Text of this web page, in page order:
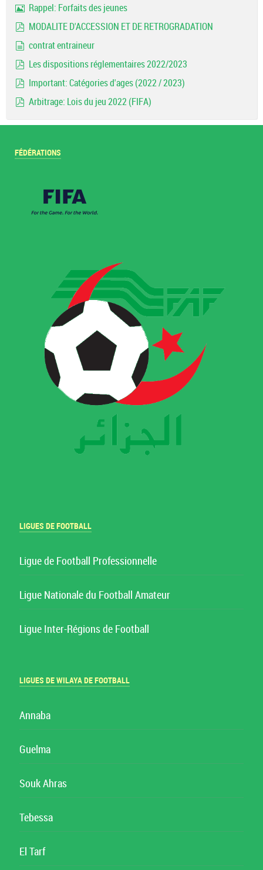
Rappel: Forfaits des jeunes
MODALITE D'ACCESSION ET DE RETROGRADATION
contrat entraineur
Les dispositions réglementaires 2022/2023
Important: Catégories d'ages (2022 / 2023)
Arbitrage: Lois du jeu 2022 (FIFA)
FÉDÉRATIONS
LIGUES DE FOOTBALL
Ligue de Football Professionnelle
Ligue Nationale du Football Amateur
Ligue Inter-Régions de Football
LIGUES DE WILAYA DE FOOTBALL
Annaba
Guelma
Souk Ahras
Tebessa
El Tarf